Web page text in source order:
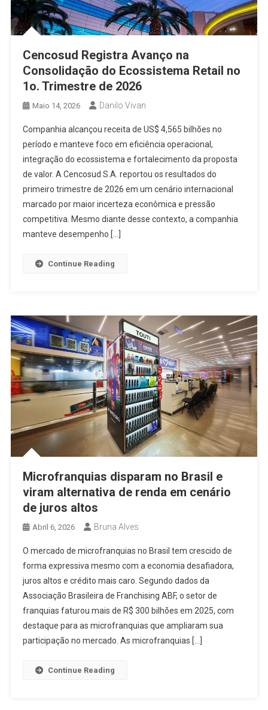
Cencosud Registra Avanço na
Consolidação do Ecossistema Retail no
1o. Trimestre de 2026
Maio 14, 2026 Danilo Vivan
Companhia alcançou receita de US$ 4,565 bilhões no
período e manteve foco em eficiência operacional,
integração do ecossistema e fortalecimento da proposta
de valor. A Cencosud S.A. reportou os resultados do
primeiro trimestre de 2026 em um cenário internacional
marcado por maior incerteza econômica e pressão
competitiva. Mesmo diante desse contexto, a companhia
manteve desempenho […]
Continue Reading
Microfranquias disparam no Brasil e
viram alternativa de renda em cenário
de juros altos
Abril 6, 2026 Bruna Alves
O mercado de microfranquias no Brasil tem crescido de
forma expressiva mesmo com a economia desafiadora,
juros altos e crédito mais caro. Segundo dados da
Associação Brasileira de Franchising ABF, o setor de
franquias faturou mais de R$ 300 bilhões em 2025, com
destaque para as microfranquias que ampliaram sua
participação no mercado. As microfranquias […]
Continue Reading